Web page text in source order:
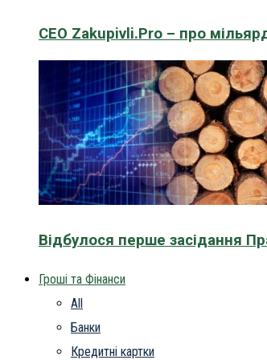
CEO Zakupivli.Pro – про
Відбулося перше засідання
Гроші та Фінанси
All
Банки
Кредитні картки